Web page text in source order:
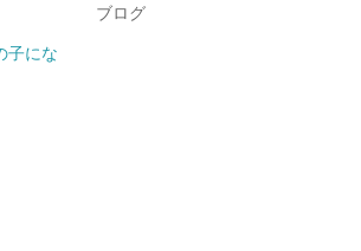
ブログ
子にな